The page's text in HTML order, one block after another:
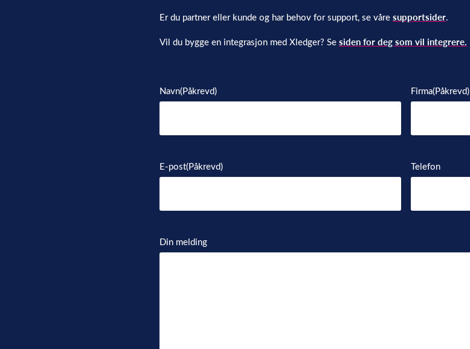
Er du partner eller kunde og har behov for support, se våre supportsider.
Vil du bygge en integrasjon med Xledger? Se siden for deg som vil integrere.
Navn(Påkrevd) Firma(Påkrevd)
E-post(Påkrevd) Telefon
Din melding